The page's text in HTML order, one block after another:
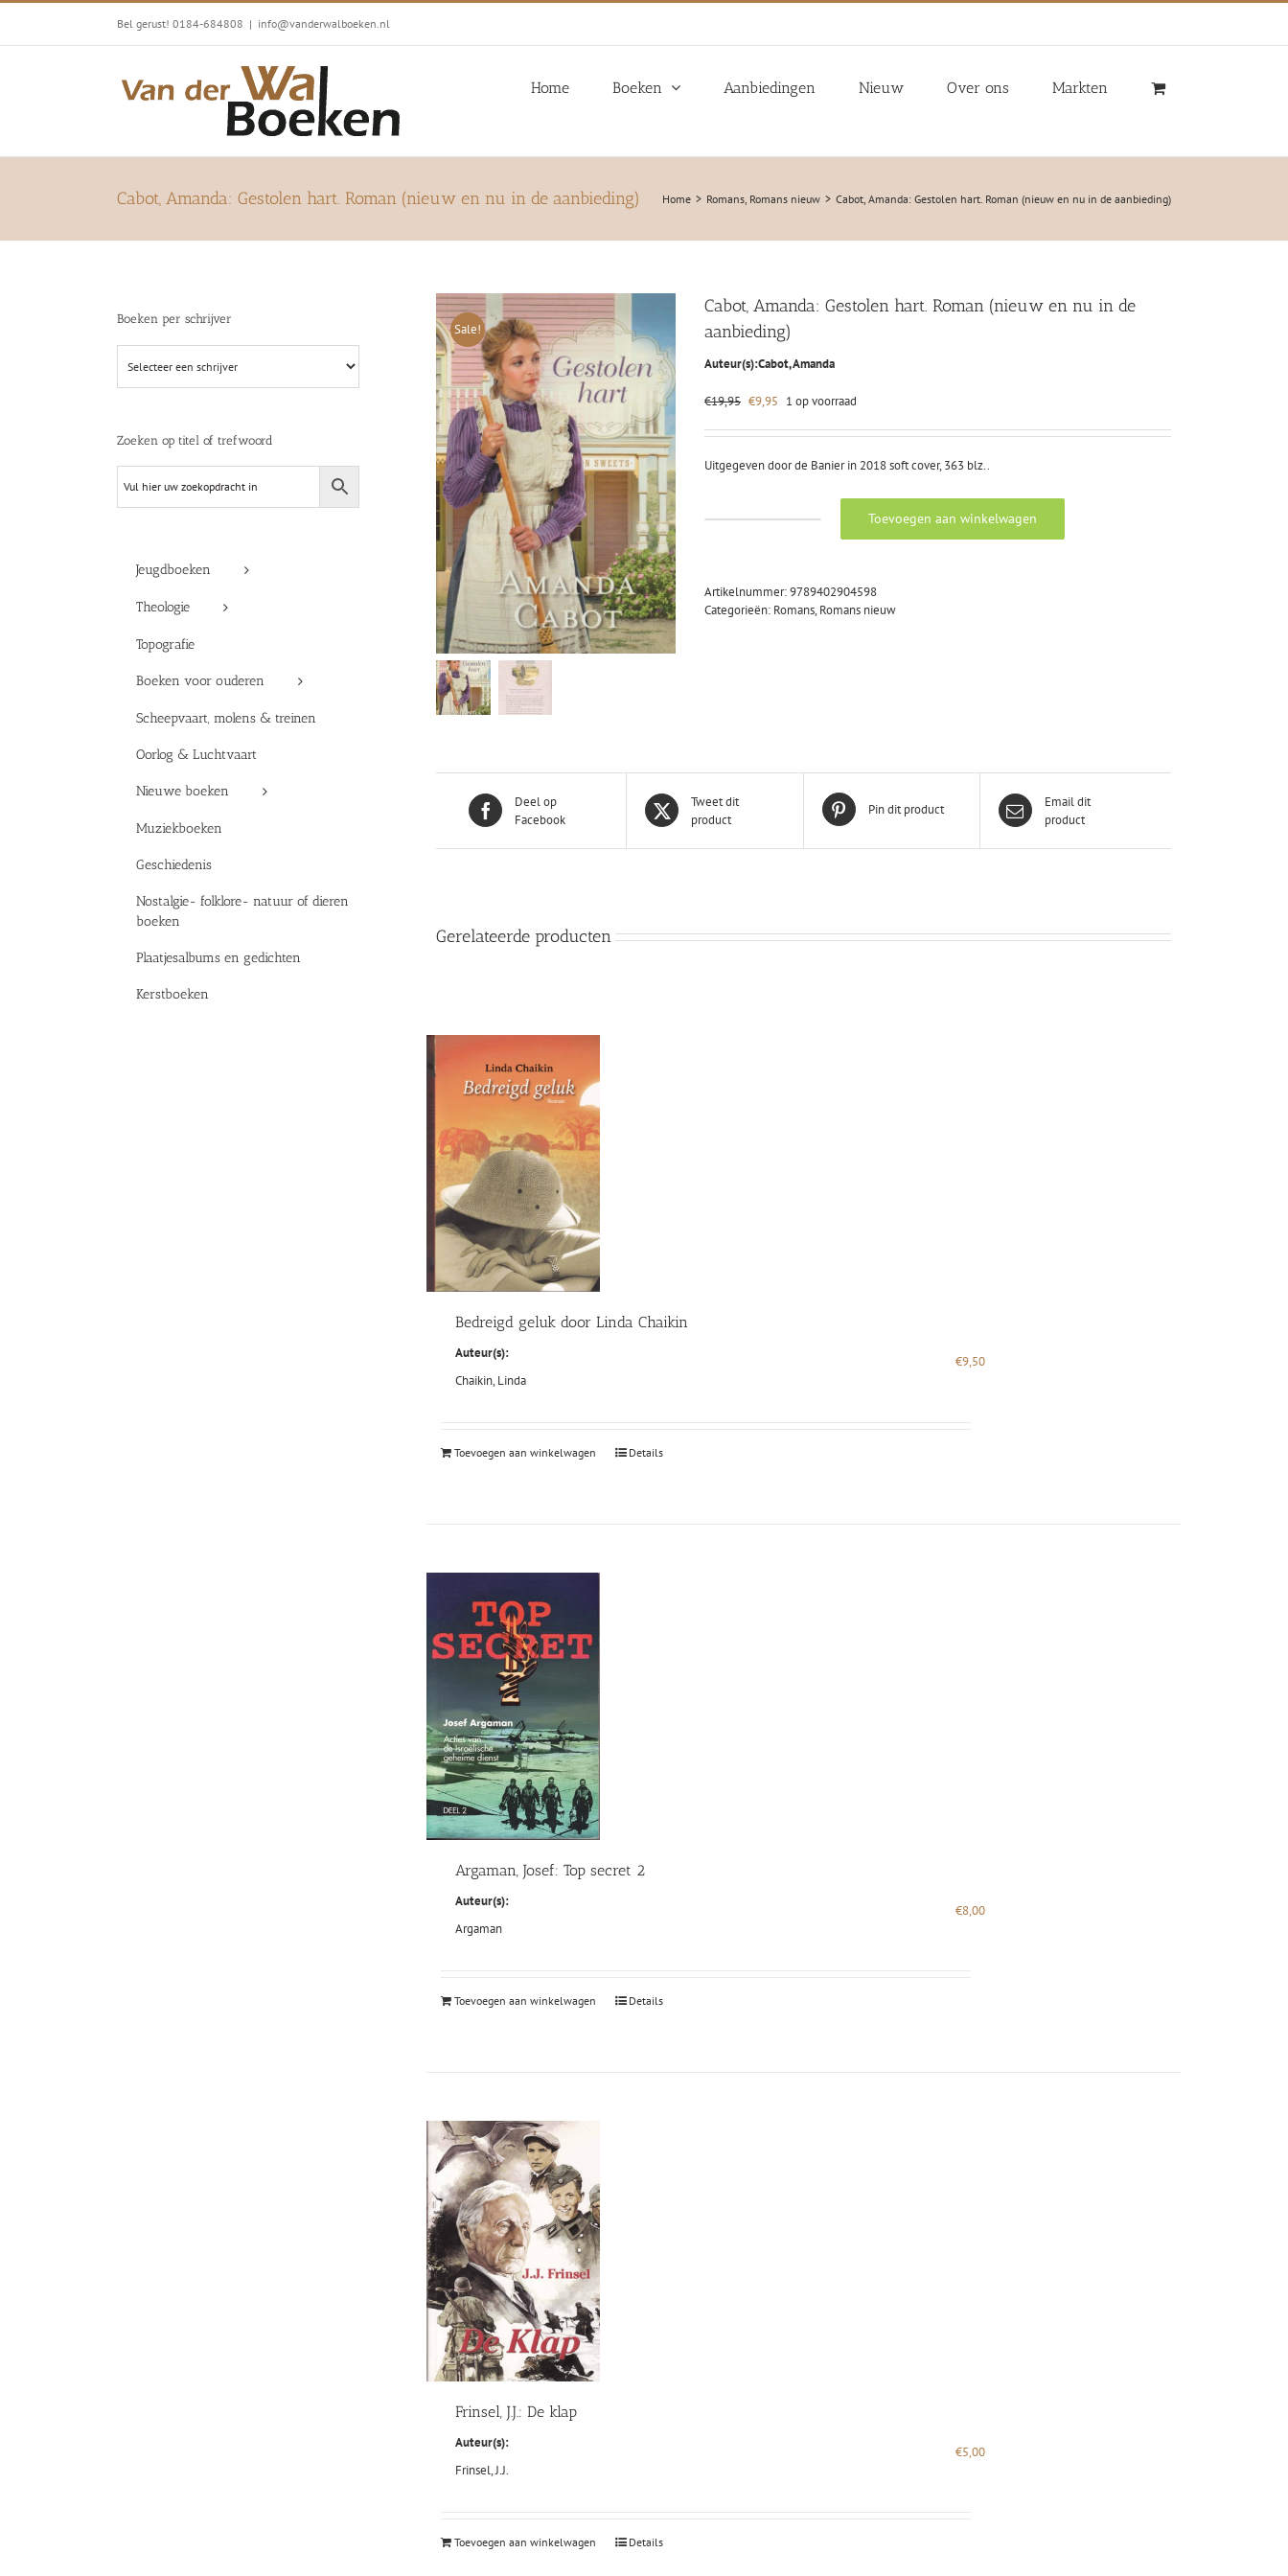
Ga
inhoud
Bel gerust! 0184-684808 | info@vanderwalboeken.nl
Home Boeken Aanbiedingen Nieuw Over ons Markten
Cabot, Amanda: Gestolen hart. Roman (nieuw en nu in de aanbieding) Home Romans Romans nieuw Cabot, Amanda: Gestolen hart. Roman (nieuw en nu in de aanbieding)
Sale!
Cabot, Amanda: Gestolen hart. Roman (nieuw en nu in de
aanbieding)
Auteur(s):Cabot, Amanda
€19,95 Oorspronkelijke
was:
€9,95 Huidige
is:
1 op voorraad
Uitgegeven door de Banier in 2018 soft cover, 363 blz..
Roman
(nieuw
Toevoegen aan winkelwagen
Artikelnummer:9789402904598
Categorieën: Romans, Romans nieuw
Deel op
Facebook
Tweet dit
product
Pin dit product
Email dit
product
Gerelateerde producten
Bedreigd geluk door Linda Chaikin
Auteur(s):
Chaikin, Linda
€9,50
Toevoegen aan winkelwagen Details
Argaman, Josef: Top secret 2
Auteur(s):
Argaman
€8,00
Toevoegen aan winkelwagen Details
Frinsel, J.J.: De klap
Auteur(s):
Frinsel, J.J.
€5,00
Toevoegen aan winkelwagen Details
Boeken per schrijver
Zoeken op titel of trefwoord
Jeugdboeken
Theologie
Topografie
Boeken voor ouderen
Scheepvaart, molens & treinen
Oorlog & Luchtvaart
Nieuwe boeken
Muziekboeken
Geschiedenis
Nostalgie- folklore- natuur of dieren
boeken
Plaatjesalbums en gedichten
Kerstboeken